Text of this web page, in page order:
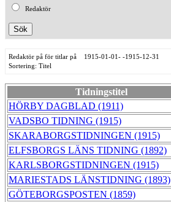
Redaktör
Redaktör på för titlar på 1915-01-01- -1915-12-31
Sortering: Titel
Tidningstitel
HÖRBY DAGBLAD (1911)
VADSBO TIDNING (1915)
SKARABORGSTIDNINGEN (1915)
ELFSBORGS LÄNS TIDNING (1892)
KARLSBORGSTIDNINGEN (1915)
MARIESTADS LÄNSTIDNING (1893)
GÖTEBORGSPOSTEN (1859)